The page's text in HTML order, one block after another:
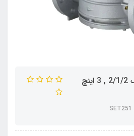
رگلاتور (بالانسر ) ستاک 2/1/2 , 3 اینچ